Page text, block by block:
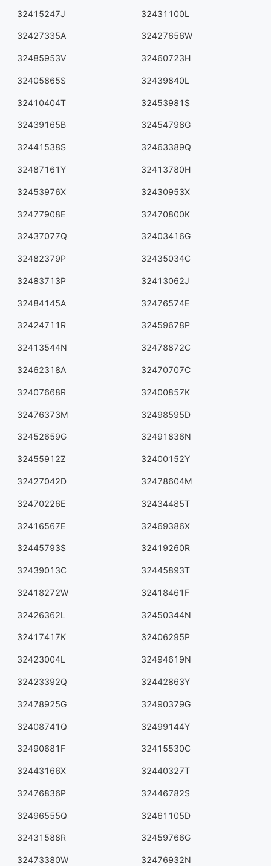
32415247J 32431100L
32427335A 32427656W
32485953V 32460723H
32405865S 32439840L
32410404T 32453981S
32439165B 32454798G
32441538S 32463389Q
32487161Y 32413780H
32453976X 32430953X
32477908E 32470800K
32437077Q 32403416G
32482379P 32435034C
32483713P 32413062J
32484145A 32476574E
32424711R 32459678P
32413544N 32478872C
32462318A 32470707C
32407668R 32400857K
32476373M 32498595D
32452659G 32491836N
32455912Z 32400152Y
32427042D 32478604M
32470226E 32434485T
32416567E 32469386X
32445793S 32419260R
32439013C 32445893T
32418272W 32418461F
32426362L 32450344N
32417417K 32406295P
32423004L 32494619N
32423392Q 32442863Y
32478925G 32490379G
32408741Q 32499144Y
32490681F 32415530C
32443166X 32440327T
32476836P 32446782S
32496555Q 32461105D
32431588R 32459766G
32473380W 32476932N